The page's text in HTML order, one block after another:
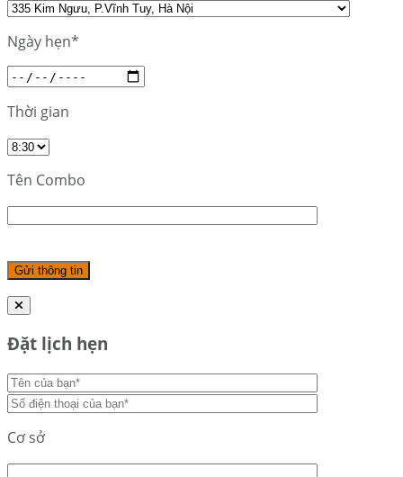
Ngày hẹn*
Thời gian
Tên Combo
Đặt lịch hẹn
Cơ sở